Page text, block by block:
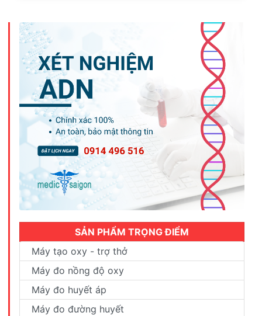
SẢN PHẨM TRỌNG ĐIỂM
Máy tạo oxy - trợ thở
Máy đo nồng độ oxy
Máy đo huyết áp
Máy đo đường huyết